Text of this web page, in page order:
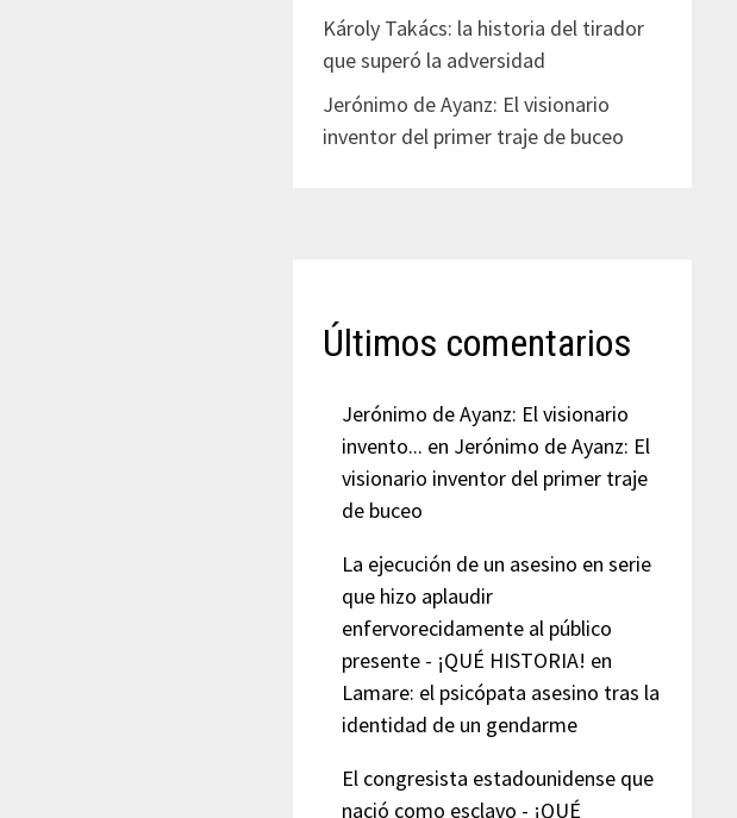
Károly Takács: la historia del tirador
que superó la adversidad
Jerónimo de Ayanz: El visionario
inventor del primer traje de buceo
Últimos comentarios
Jerónimo de Ayanz: El visionario
invento... en Jerónimo de Ayanz: El
visionario inventor del primer traje
de buceo
La ejecución de un asesino en serie
que hizo aplaudir
enfervorecidamente al público
presente - ¡QUÉ HISTORIA! en
Lamare: el psicópata asesino tras la
identidad de un gendarme
El congresista estadounidense que
nació como esclavo - ¡QUÉ